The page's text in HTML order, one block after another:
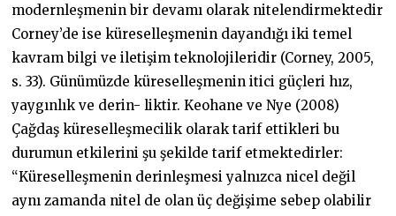
modernleşmenin bir devamı olarak nitelendirmektedir
Corney’de ise küreselleşmenin dayandığı iki temel
kavram bilgi ve iletişim teknolojileridir (Corney, 2005,
s. 33). Günümüzde küreselleşmenin itici güçleri hız,
yaygınlık ve derin- liktir. Keohane ve Nye (2008)
Çağdaş küreselleşmecilik olarak tarif ettikleri bu
durumun etkilerini şu şekilde tarif etmektedirler:
“Küreselleşmenin derinleşmesi yalnızca nicel değil
aynı zamanda nitel de olan üç değişime sebep olabilir